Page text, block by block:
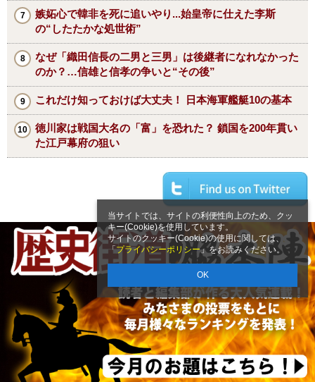
当サイトでは、サイトの利便性向上のため、クッ
キー(Cookie)を使用しています。
サイトのクッキー(Cookie)の使用に関しては、
「プライバシーポリシー」をお読みください。
OK
嫉妬心で韓非を死に追いやり...始皇帝に仕えた李斯
の“したたかな処世術”
なぜ「織田信長の二男と三男」は後継者になれなかった
のか？…信雄と信孝の争いと“その後”
これだけ知っておけば大丈夫！ 日本海軍艦艇10の基本
徳川家は戦国大名の「富」を恐れた？ 鎖国を200年貫い
た江戸幕府の狙い